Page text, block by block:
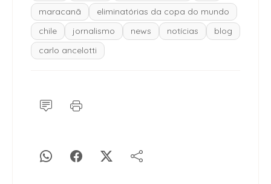
maracanã
eliminatórias da copa do mundo
chile
jornalismo news notícias
blog
carlo ancelotti